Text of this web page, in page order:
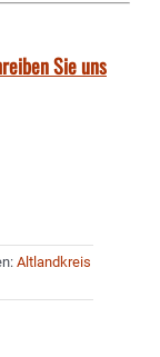
Sie uns
Altlandkreis